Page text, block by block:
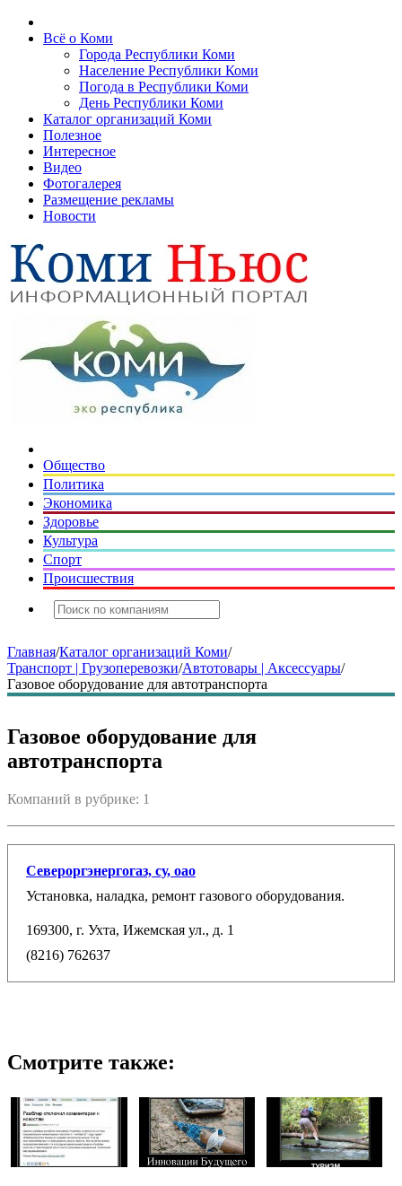
Всё о Коми
Города Республики Коми
Население Республики Коми
Погода в Республики Коми
День Республики Коми
Каталог организаций Коми
Полезное
Интересное
Видео
Фотогалерея
Размещение рекламы
Новости
Общество
Политика
Экономика
Здоровье
Культура
Спорт
Происшествия
Главная/Каталог организаций Коми/
Транспорт | Грузоперевозки/Автотовары | Аксессуары/
Газовое оборудование для автотранспорта
Газовое оборудование для
автотранспорта
Компаний в рубрике: 1
Североргэнергогаз, су, оао
Установка, наладка, ремонт газового оборудования.
169300, г. Ухта, Ижемская ул., д. 1
(8216) 762637
Смотрите также: